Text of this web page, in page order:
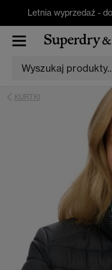
Letnia wyprzedaż -
KURTKI